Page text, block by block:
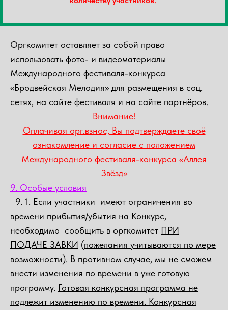
Оргкомитет оставляет за собой право
использовать фото- и видеоматериалы
Международного фестиваля-конкурса
«Бродвейская Мелодия» для размещения в соц.
сетях, на сайте фестиваля и на сайте партнёров.
Внимание!
Оплачивая орг.взнос, Вы подтверждаете своё
ознакомление и согласие с положением
Международного фестиваля-конкурса «Аллея
Звёзд»
9. Особые условия
9. 1. Если участники имеют ограничения во
времени прибытия/убытия на Конкурс,
необходимо сообщить в оргкомитет ПРИ
ПОДАЧЕ ЗАВКИ (пожелания учитываются по мере
возможности). В противном случае, мы не сможем
внести изменения по времени в уже готовую
программу. Готовая конкурсная программа не
подлежит изменению по времени. Конкурсная